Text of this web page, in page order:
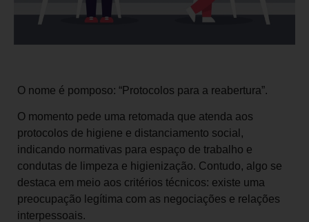
O nome é pomposo: “Protocolos para a reabertura”.
O momento pede uma retomada que atenda aos
protocolos de higiene e distanciamento social,
indicando normativas para espaço de trabalho e
condutas de limpeza e higienização. Contudo, algo se
destaca em meio aos critérios técnicos: existe uma
preocupação legítima com as negociações e relações
interpessoais.